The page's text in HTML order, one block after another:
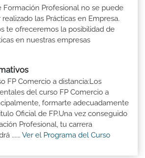
Formación Profesional no se puede
las Prácticas en Empresa.
te ofreceremos la posibilidad de
en nuestras empresas
FP Comercio a distancia:Los
del curso FP Comercio a
formarte adecuadamente
Oficial de FP.Una vez conseguido
Profesional, tu carrera
...... Ver el Programa del Curso